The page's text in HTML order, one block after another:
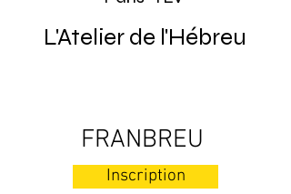
L'Atelier de l'Hébreu
FRANBREU
Inscription